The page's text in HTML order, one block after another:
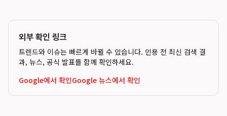
외부 확인 링크
트렌드와 이슈는 빠르게 바뀔 수 있습니다. 인용 전 최신 검색 결
과, 뉴스, 공식 발표를 함께 확인하세요.
Google에서 확인Google 뉴스에서 확인